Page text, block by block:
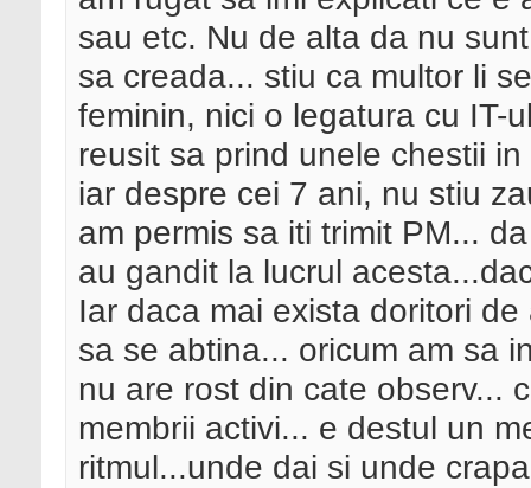
sau etc. Nu de alta da nu
sa creada... stiu ca multor li
feminin, nici o legatura cu IT-
reusit sa prind unele chestii
iar despre cei 7 ani, nu stiu
am permis sa iti trimit PM...
au gandit la lucrul
Iar daca mai exista doritori
sa se abtina... oricum am sa
nu are rost din cate observ...
membrii activi... e destul un
ritmul...unde dai si unde